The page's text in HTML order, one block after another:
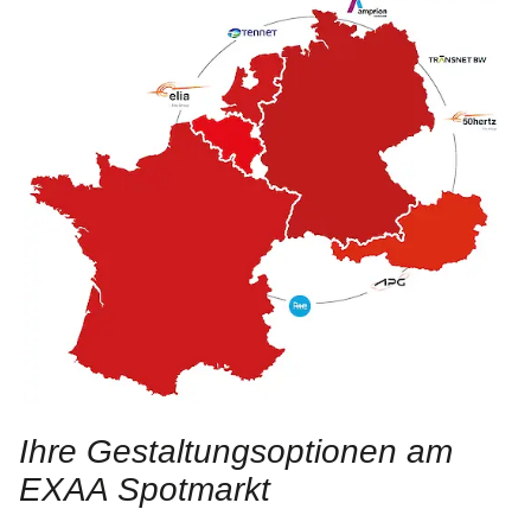
Ihre Gestaltungsoptionen am
EXAA Spotmarkt